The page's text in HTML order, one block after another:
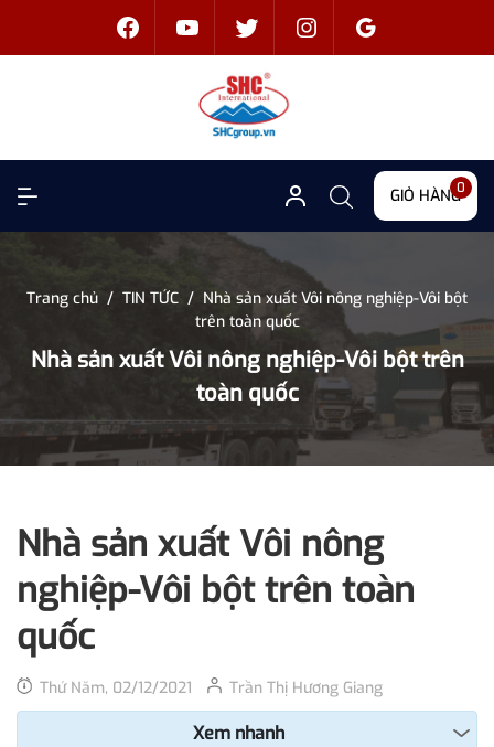
GIỎ HÀNG0
Trang chủ / TIN TỨC / Nhà sản xuất Vôi nông nghiệp-Vôi bột
trên toàn quốc
Nhà sản xuất Vôi nông nghiệp-Vôi bột trên
toàn quốc
Nhà sản xuất Vôi nông
nghiệp-Vôi bột trên toàn
quốc
Thứ Năm, 02/12/2021 Trần Thị Hương Giang
Xem nhanh